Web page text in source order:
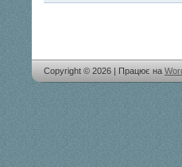
Copyright © 2026 | Працює на